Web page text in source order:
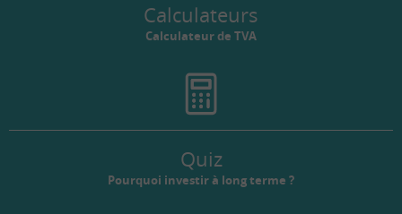
Calculateurs
Calculateur de TVA
Quiz
Pourquoi investir à long terme ?